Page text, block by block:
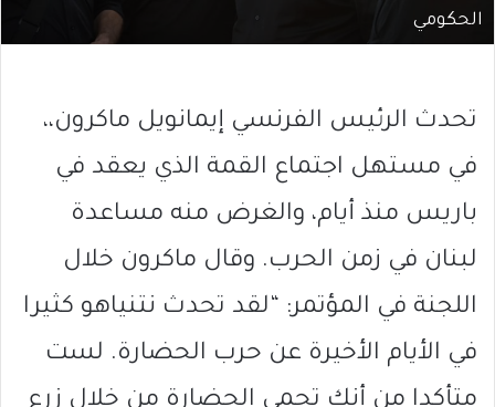
الحكومي
تحدث الرئيس الفرنسي إيمانويل ماكرون،،
في مستهل اجتماع القمة الذي يعقد في
باريس منذ أيام، والغرض منه مساعدة
لبنان في زمن الحرب. وقال ماكرون خلال
اللجنة في المؤتمر: “لقد تحدث نتنياهو كثيرا
في الأيام الأخيرة عن حرب الحضارة. لست